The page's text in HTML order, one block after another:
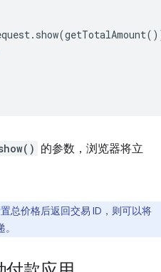
. show(getTotalAmount
的参数，浏览器将立
总价格后返回交易 ID，则可以将